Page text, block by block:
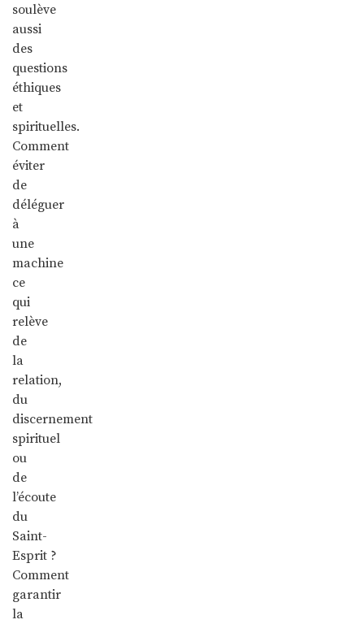
soulève
aussi
des
questions
éthiques
et
spirituelles.
Comment
éviter
de
déléguer
à
une
machine
ce
qui
relève
de
la
relation,
du
discernement
spirituel
ou
de
l’écoute
du
Saint-
Esprit ?
Comment
garantir
la